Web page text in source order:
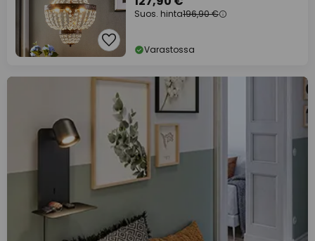
Suos. hinta196,90 €
Varastossa